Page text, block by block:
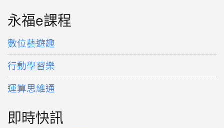
永福e課程
數位藝遊趣
行動學習樂
運算思維通
即時快訊
2026-05-03